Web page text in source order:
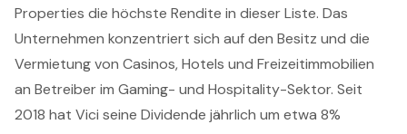
Properties die höchste Rendite in dieser Liste. Das
Unternehmen konzentriert sich auf den Besitz und die
Vermietung von Casinos, Hotels und Freizeitimmobilien
an Betreiber im Gaming- und Hospitality-Sektor. Seit
2018 hat Vici seine Dividende jährlich um etwa 8%